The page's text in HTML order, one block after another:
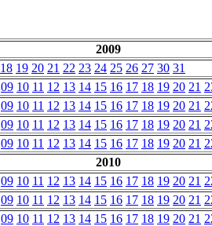
2009
18 19 20 21 22 23 24 25 26 27 30 31
09 10 11 12 13 14 15 16 17 18 19 20 21
09 10 11 12 13 14 15 16 17 18 19 20 21
09 10 11 12 13 14 15 16 17 18 19 20 21
09 10 11 12 13 14 15 16 17 18 19 20 21
2010
09 10 11 12 13 14 15 16 17 18 19 20 21
09 10 11 12 13 14 15 16 17 18 19 20 21
09 10 11 12 13 14 15 16 17 18 19 20 21